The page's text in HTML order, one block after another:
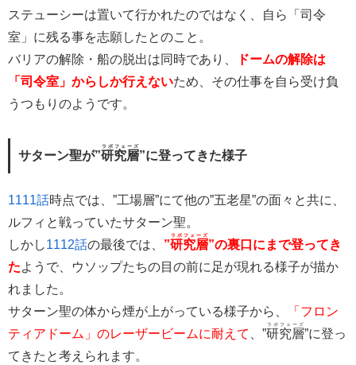
ステューシーは置いて行かれたのではなく、自ら「司令
室」に残る事を志願したとのこと。
バリアの解除・船の脱出は同時であり、
ドームの解除は
「司令室」からしか行えないため、その仕事を自ら受け負
うつもりのようです。
サターン聖が”研究層
ラボフェーズ
”に登ってきた様子
1111話時点では、”工場層”にて他の”五老星”の面々と共に、
ルフィと戦っていたサターン聖。
しかし1112話の最後では、 ”研究層
ラボフェーズ
”の裏口にまで登ってき
たようで、ウソップたちの目の前に足が現れる様子が描か
れました。
サターン聖の体から煙が上がっている様子から、
「フロン
ティアドーム」のレーザービームに耐えて
、”研究層
ラボフェーズ
”に登っ
てきたと考えられます。